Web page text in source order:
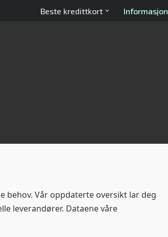
Beste kredittkort Informasjon
behov. Vår oppdaterte oversikt lar deg
leverandører. Dataene våre